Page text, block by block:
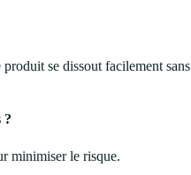
se dissout facilement sans
?
minimiser le risque.